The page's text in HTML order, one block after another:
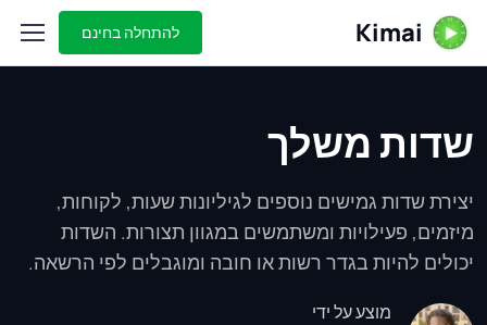
Kimai להתחלה בחינם
שדות משלך
יצירת שדות גמישים נוספים לגיליונות שעות, לקוחות,
מיזמים, פעילויות ומשתמשים במגוון תצורות. השדות
יכולים להיות בגדר רשות או חובה ומוגבלים לפי הרשאה.
מוצע על ידי